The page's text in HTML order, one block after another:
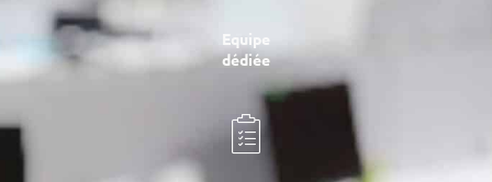
Equipe
dédiée